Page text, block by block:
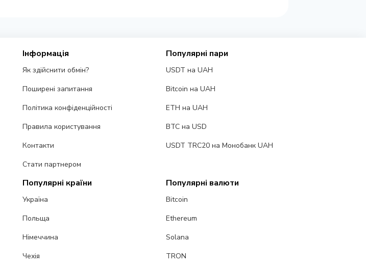
Інформація
Як здійснити обмін?
Поширені запитання
Політика конфіденційності
Правила користування
Контакти
Стати партнером
Популярні пари
USDT на UAH
Bitcoin на UAH
ETH на UAH
BTC на USD
USDT TRC20 на Монобанк UAH
Популярні країни
Україна
Польща
Німеччина
Чехія
Популярні валюти
Bitcoin
Ethereum
Solana
TRON